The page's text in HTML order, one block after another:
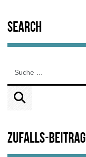
Search
Zufalls-Beitrag